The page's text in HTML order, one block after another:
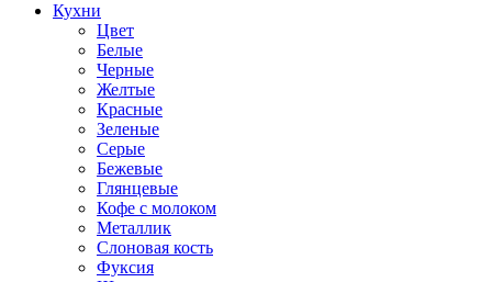
Кухни
Цвет
Белые
Черные
Желтые
Красные
Зеленые
Серые
Бежевые
Глянцевые
Кофе с молоком
Металлик
Слоновая кость
Фуксия